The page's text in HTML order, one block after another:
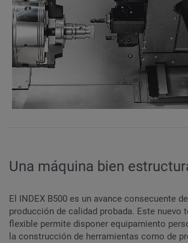
Una máquina bien
El INDEX B500 es un avance consecuente
producción de calidad probada. Este nuevo
flexible permite disponer equipamiento
la construcción de herramientas como de